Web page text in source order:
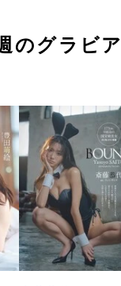
のグラビア